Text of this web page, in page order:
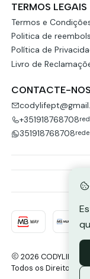
TERMOS LEGAIS
Termos e
Politica de
Política de
Livro de
CONTACTE-NOS
+351918768708
351918768708
2026 CODYLIFE-
Todos os Direitos